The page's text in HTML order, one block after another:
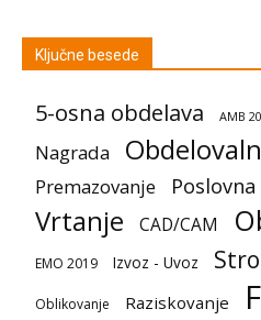
Ključne besede
5-osna obdelava AMB
Nagrada
Premazovanje
Vrtanje CAD/CAM
EMO 2019 Izvoz - Uvoz
Oblikovanje Raziskovanje